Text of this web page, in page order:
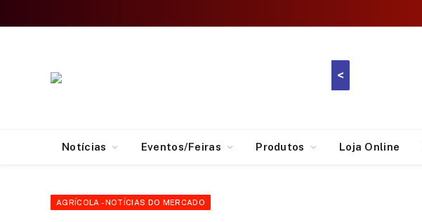
<
Notícias Eventos/Feiras Produtos Loja Online
AGRÍCOLA - NOTÍCIAS DO MERCADO